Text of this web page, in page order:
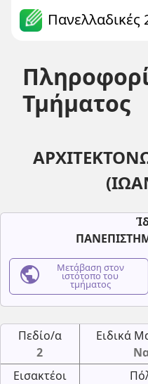
Πανελλαδικές
Τμήματος
public Μετάβαση στον
ιστότοπο του
τμήματος
Πεδίο/α
2
Ειδικά
Εισακτέοι